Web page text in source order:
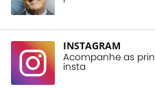
INSTAGRAM
Acompanhe as
insta